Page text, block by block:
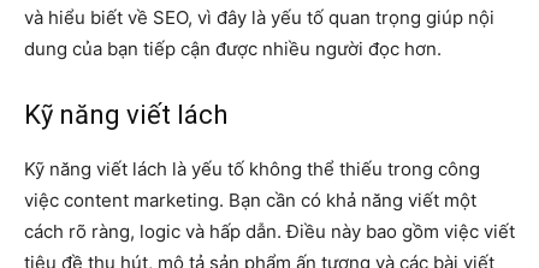
và hiểu biết về SEO, vì đây là yếu tố quan trọng giúp nội
dung của bạn tiếp cận được nhiều người đọc hơn.
Kỹ năng viết lách
Kỹ năng viết lách là yếu tố không thể thiếu trong công
việc content marketing. Bạn cần có khả năng viết một
cách rõ ràng, logic và hấp dẫn. Điều này bao gồm việc viết
tiêu đề thu hút, mô tả sản phẩm ấn tượng và các bài viết